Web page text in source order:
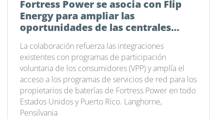
Fortress Power se asocia con Flip
Energy para ampliar las
oportunidades de las centrales
eléctricas virtuales en todo el país
La colaboración refuerza las integraciones
existentes con programas de participación
voluntaria de los consumidores (VPP) y amplía el
acceso a los programas de servicios de red para los
propietarios de baterías de Fortress Power en todo
Estados Unidos y Puerto Rico. Langhorne,
Pensilvania